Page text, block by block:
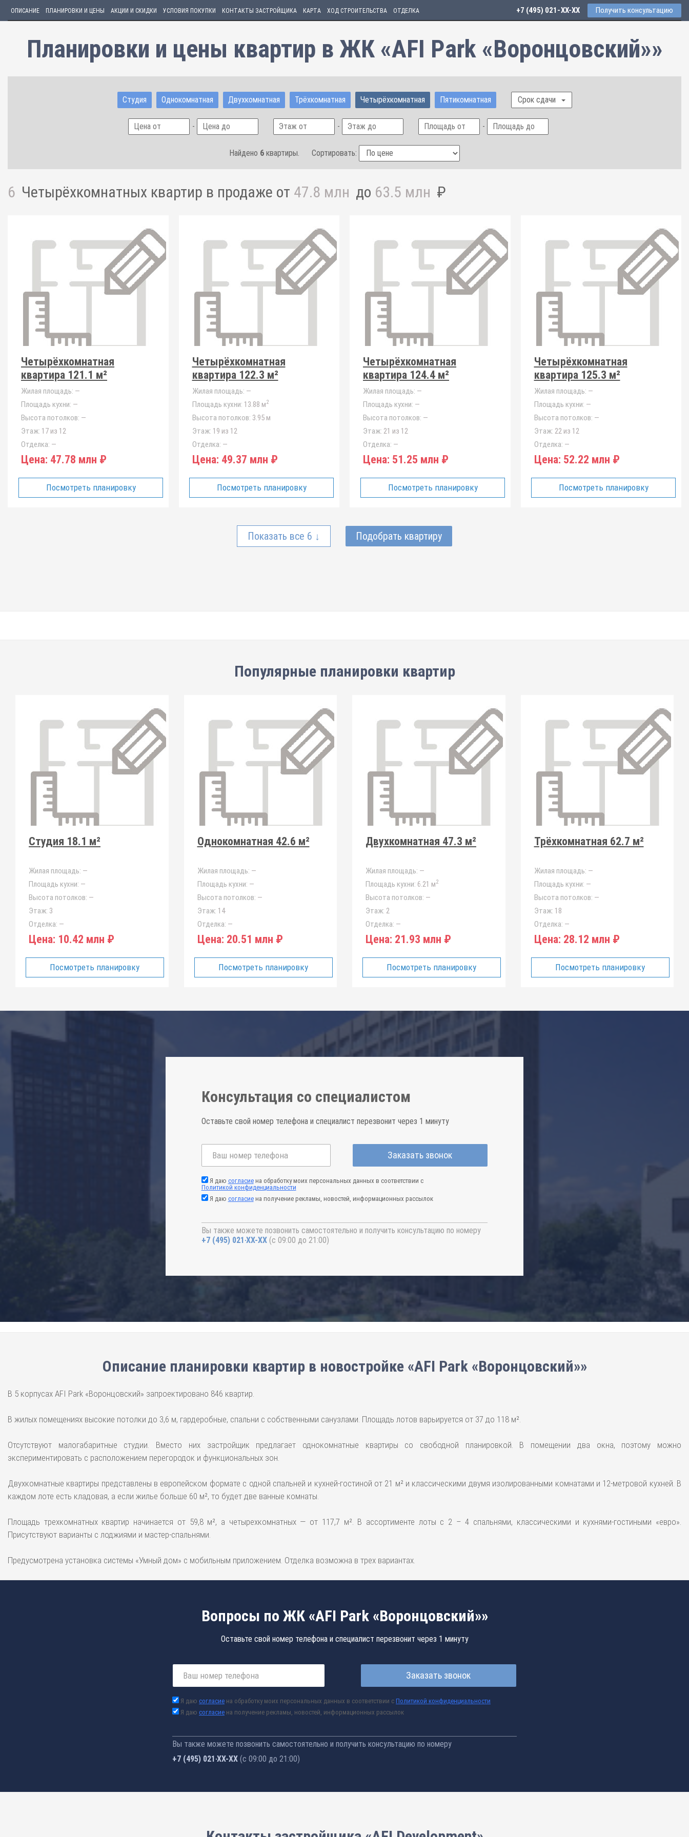
ОПИСАНИЕ ПЛАНИРОВКИ И ЦЕНЫ АКЦИИ И СКИДКИ УСЛОВИЯ ПОКУПКИ КОНТАКТЫ ЗАСТРОЙЩИКА КАРТА ХОД СТРОИТЕЛЬСТВА ОТДЕЛКА +7 (495) 021-41-76 Получить консультацию
Планировки и цены квартир в ЖК «AFI Park «Воронцовский»»
Студия Однокомнатная Двухкомнатная Трёхкомнатная Четырёхкомнатная Пятикомнатная Срок сдачи
- - -
Найдено 6 квартиры. Сортировать:
6 Четырёхкомнатных квартир в продаже от 47.8 млн до 63.5 млн ₽
Четырёхкомнатная
квартира 121.1 м²
Жилая площадь: —
Площадь кухни: —
Высота потолков: —
Этаж: 17 из 12
Отделка: —
Цена: 47.78 млн ₽
Посмотреть планировку
Четырёхкомнатная
квартира 122.3 м²
Жилая площадь: —
Площадь кухни: 13.88 м2
Высота потолков: 3.95 м
Этаж: 19 из 12
Отделка: —
Цена: 49.37 млн ₽
Посмотреть планировку
Четырёхкомнатная
квартира 124.4 м²
Жилая площадь: —
Площадь кухни: —
Высота потолков: —
Этаж: 21 из 12
Отделка: —
Цена: 51.25 млн ₽
Посмотреть планировку
Четырёхкомнатная
квартира 125.3 м²
Жилая площадь: —
Площадь кухни: —
Высота потолков: —
Этаж: 22 из 12
Отделка: —
Цена: 52.22 млн ₽
Посмотреть планировку
Показать все 6 ↓ Подобрать квартиру
Популярные планировки квартир
Студия 18.1 м²
Жилая площадь: —
Площадь кухни: —
Высота потолков: —
Этаж: 3
Отделка: —
Цена: 10.42 млн ₽
Посмотреть планировку
Однокомнатная 42.6 м²
Жилая площадь: —
Площадь кухни: —
Высота потолков: —
Этаж: 14
Отделка: —
Цена: 20.51 млн ₽
Посмотреть планировку
Двухкомнатная 47.3 м²
Жилая площадь: —
Площадь кухни: 6.21 м2
Высота потолков: —
Этаж: 2
Отделка: —
Цена: 21.93 млн ₽
Посмотреть планировку
Трёхкомнатная 62.7 м²
Жилая площадь: —
Площадь кухни: —
Высота потолков: —
Этаж: 18
Отделка: —
Цена: 28.12 млн ₽
Посмотреть планировку
Консультация со специалистом
Оставьте свой номер телефона и специалист перезвонит через 1 минуту
Заказать звонок
Я даю согласиена обработку моих персональных данных в соответствии с
Политикой конфиденциальности
Я даю согласиена получение рекламы, новостей, информационных рассылок
Вы также можете позвонить самостоятельно и получить консультацию по номеру
+7 (495) 021-41-76 (с 09:00 до 21:00)
Описание планировки квартир в новостройке «AFI Park «Воронцовский»»
В 5 корпусах AFI Park «Воронцовский» запроектировано 846 квартир.
В жилых помещениях высокие потолки до 3,6 м, гардеробные, спальни с собственными санузлами. Площадь лотов варьируется от 37 до 118 м².
Отсутствуют малогабаритные студии. Вместо них застройщик предлагает однокомнатные квартиры со свободной планировкой. В помещении два окна, поэтому можно
экспериментировать с расположением перегородок и функциональных зон.
Двухкомнатные квартиры представлены в европейском формате с одной спальней и кухней-гостиной от 21 м² и классическими двумя изолированными комнатами и 12-метровой кухней. В
каждом лоте есть кладовая, а если жилье больше 60 м², то будет две ванные комнаты.
Площадь трехкомнатных квартир начинается от 59,8 м², а четырехкомнатных — от 117,7 м². В ассортименте лоты с 2 – 4 спальнями, классическими и кухнями-гостиными «евро».
Присутствуют варианты с лоджиями и мастер-спальнями.
Предусмотрена установка системы «Умный дом» с мобильным приложением. Отделка возможна в трех вариантах.
Вопросы по ЖК «AFI Park «Воронцовский»»
Оставьте свой номер телефона и специалист перезвонит через 1 минуту
Заказать звонок
Я даю согласие на обработку моих персональных данных в соответствии с Политикой конфиденциальности
Я даю согласие на получение рекламы, новостей, информационных рассылок
Вы также можете позвонить самостоятельно и получить консультацию по номеру
+7 (495) 021-41-76 (с 09:00 до 21:00)